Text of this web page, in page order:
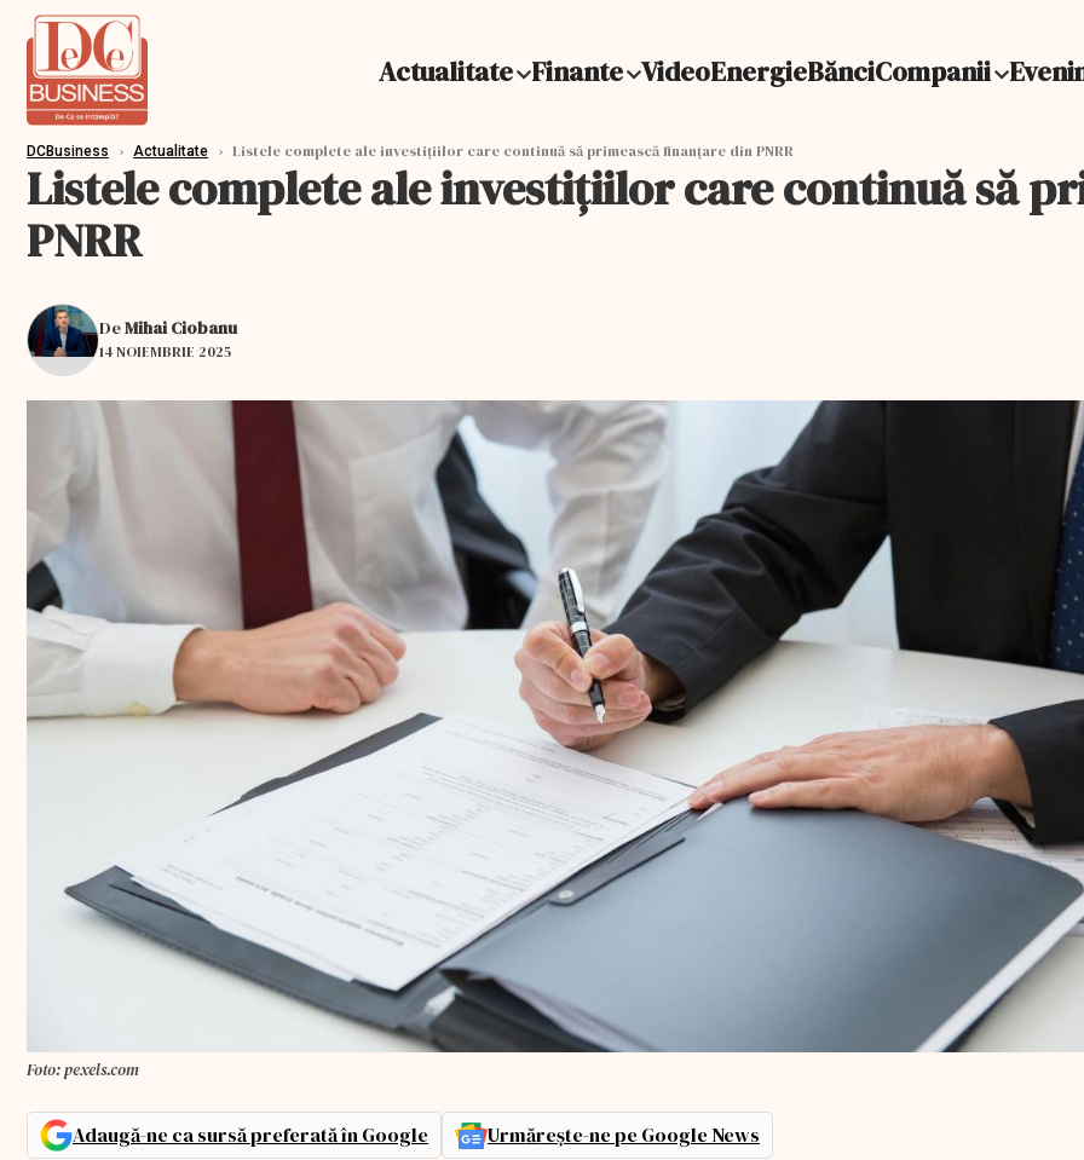
Actualitate Finante VideoEnergieBănciCompanii
DCBusiness › Actualitate › Listele complete ale investițiilor care continuă să primească finanțare din PNRR
Listele complete ale investițiilor care continuă să
PNRR
DeMihai Ciobanu
14 NOIEMBRIE 2025
Foto: pexels.com
Adaugă-ne ca sursă preferată în Google Urmărește-ne pe Google News